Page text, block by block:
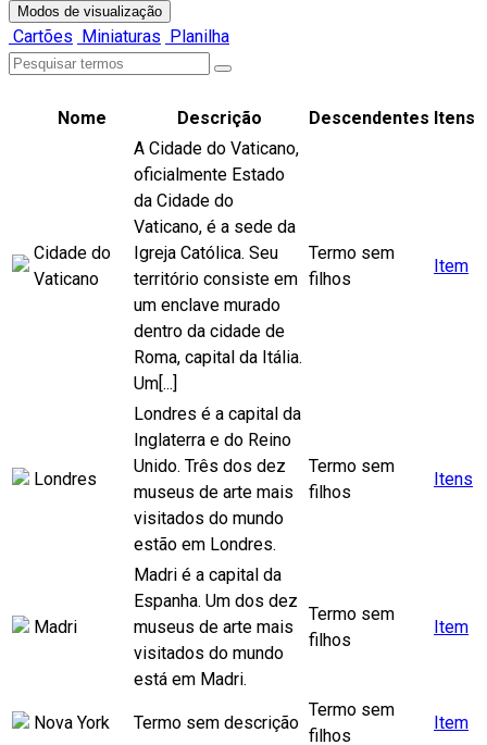
Modos de visualização
Cartões Miniaturas Planilha
Nome Descrição Descendentes Itens
Cidade do
Vaticano
A Cidade do Vaticano,
oficialmente Estado
da Cidade do
Vaticano, é a sede da
Igreja Católica. Seu
território consiste em
um enclave murado
dentro da cidade de
Roma, capital da Itália.
Um[...]
Termo sem
filhos
Item
Londres
Londres é a capital da
Inglaterra e do Reino
Unido. Três dos dez
museus de arte mais
visitados do mundo
estão em Londres.
Termo sem
filhos
Itens
Madri
Madri é a capital da
Espanha. Um dos dez
museus de arte mais
visitados do mundo
está em Madri.
Termo sem
filhos
Item
Nova York Termo sem descrição
Termo sem
filhos
Item